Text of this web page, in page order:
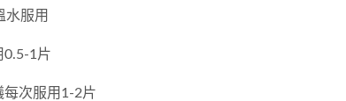
水服用
0.5-1片
每次服用1-2片